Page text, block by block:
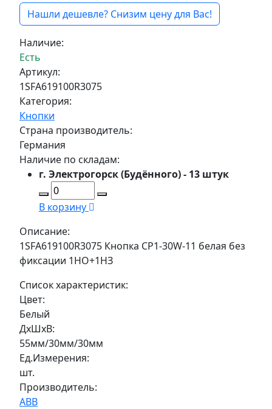
Нашли дешевле? Снизим цену для Вас!
Наличие:
Есть
Артикул:
1SFA619100R3075
Категория:
Кнопки
Страна производитель:
Германия
Наличие по складам:
г. Электрогорск (Будённого) - 13 штук
В корзину
Описание:
1SFA619100R3075 Кнопка CP1-30W-11 белая без
фиксации 1НО+1HЗ
Список характеристик:
Цвет:
Белый
ДxШxВ:
55мм/30мм/30мм
Ед.Измерения:
шт.
Производитель:
ABB